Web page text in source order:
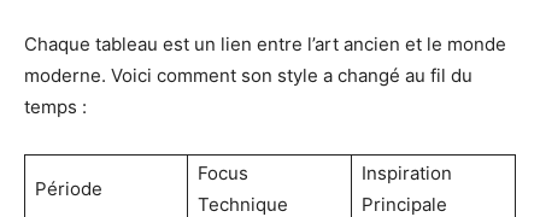
Chaque tableau est un lien entre l’art ancien et le monde
moderne. Voici comment son style a changé au fil du
temps :
Période
Focus
Technique
Inspiration
Principale